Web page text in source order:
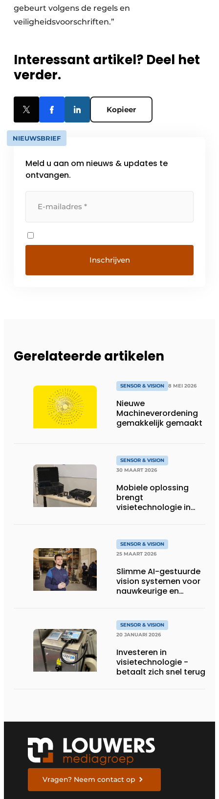
gebeurt volgens de regels en
veiligheidsvoorschriften.”
Interessant artikel? Deel het
verder.
Kopieer
NIEUWSBRIEF
Meld u aan om nieuws & updates te
ontvangen.
Gerelateerde artikelen
SENSOR & VISION 8 MEI 2026
Nieuwe
Machineverordening
gemakkelijk gemaakt
SENSOR & VISION
30 MAART 2026
Mobiele oplossing
brengt
visietechnologie in
SENSOR & VISION
25 MAART 2026
Slimme AI-gestuurde
vision systemen voor
nauwkeurige en
SENSOR & VISION
20 JANUARI 2026
Investeren in
visietechnologie ­
betaalt zich snel terug
Vragen? Neem contact op